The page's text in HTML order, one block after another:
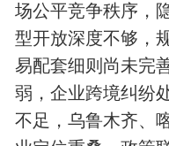
场公平‌竞争秩序，
型开放深度不够，
易配套细则尚未完
弱，企业跨境纠纷
不足，乌鲁木齐、